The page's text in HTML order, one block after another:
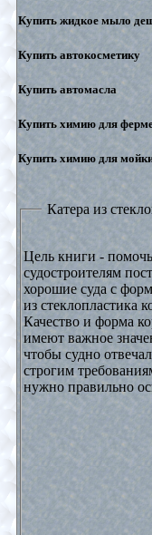
Купить жидкое мыло
Купить автокосметику
Купить автомасла
Купить химию для
Купить химию для
Катера из
Цель книги - помочь
судостроителям
хорошие суда с
из стеклопластика корпусами.
Качество и форма
имеют важное
чтобы судно
строгим